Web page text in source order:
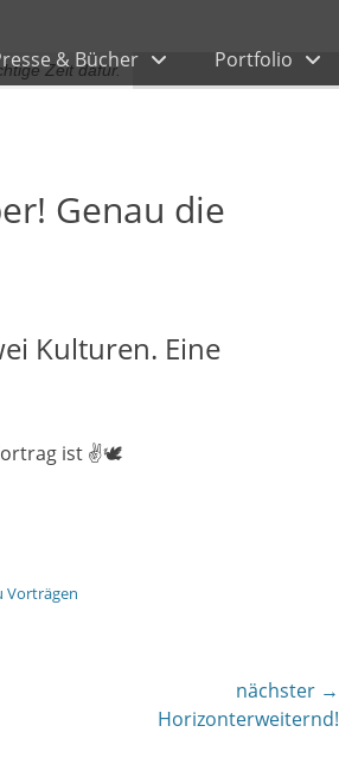
& Bücher Portfolio
Zeit dafür.
Genau die
Kulturen. Eine
ist ✌️🕊
Vorträgen
nächster →
Horizonterweiternd!